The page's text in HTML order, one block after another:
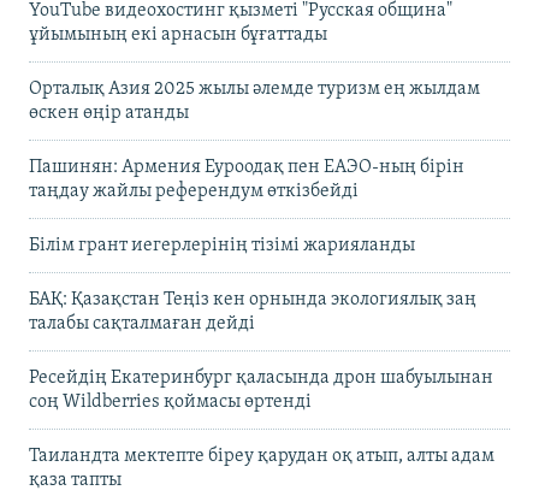
YouTube видеохостинг қызметі "Русская община"
ұйымының екі арнасын бұғаттады
Орталық Азия 2025 жылы әлемде туризм ең жылдам
өскен өңір атанды
Пашинян: Армения Еуроодақ пен ЕАЭО-ның бірін
таңдау жайлы референдум өткізбейді
Білім грант иегерлерінің тізімі жарияланды
БАҚ: Қазақстан Теңіз кен орнында экологиялық заң
талабы сақталмаған дейді
Ресейдің Екатеринбург қаласында дрон шабуылынан
соң Wildberries қоймасы өртенді
Таиландта мектепте біреу қарудан оқ атып, алты адам
қаза тапты